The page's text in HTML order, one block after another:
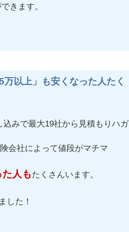
きます。
万以上」も安くなった人たく
込みで最大19社から見積もりハガ
会社によって値段がマチマ
人もたくさんいます。
した！